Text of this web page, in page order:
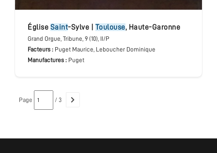
église Saint-Sylve Toulouse, Haute-Garonne
Grand Orgue, Tribune, 9 (10), II/P
Facteurs : Puget Maurice, Leboucher Dominique
Manufactures : Puget
Page / 3